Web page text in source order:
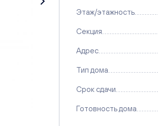
Этаж/этажность
Секция
Адрес
Тип дома
Срок сдачи
Готовность дома